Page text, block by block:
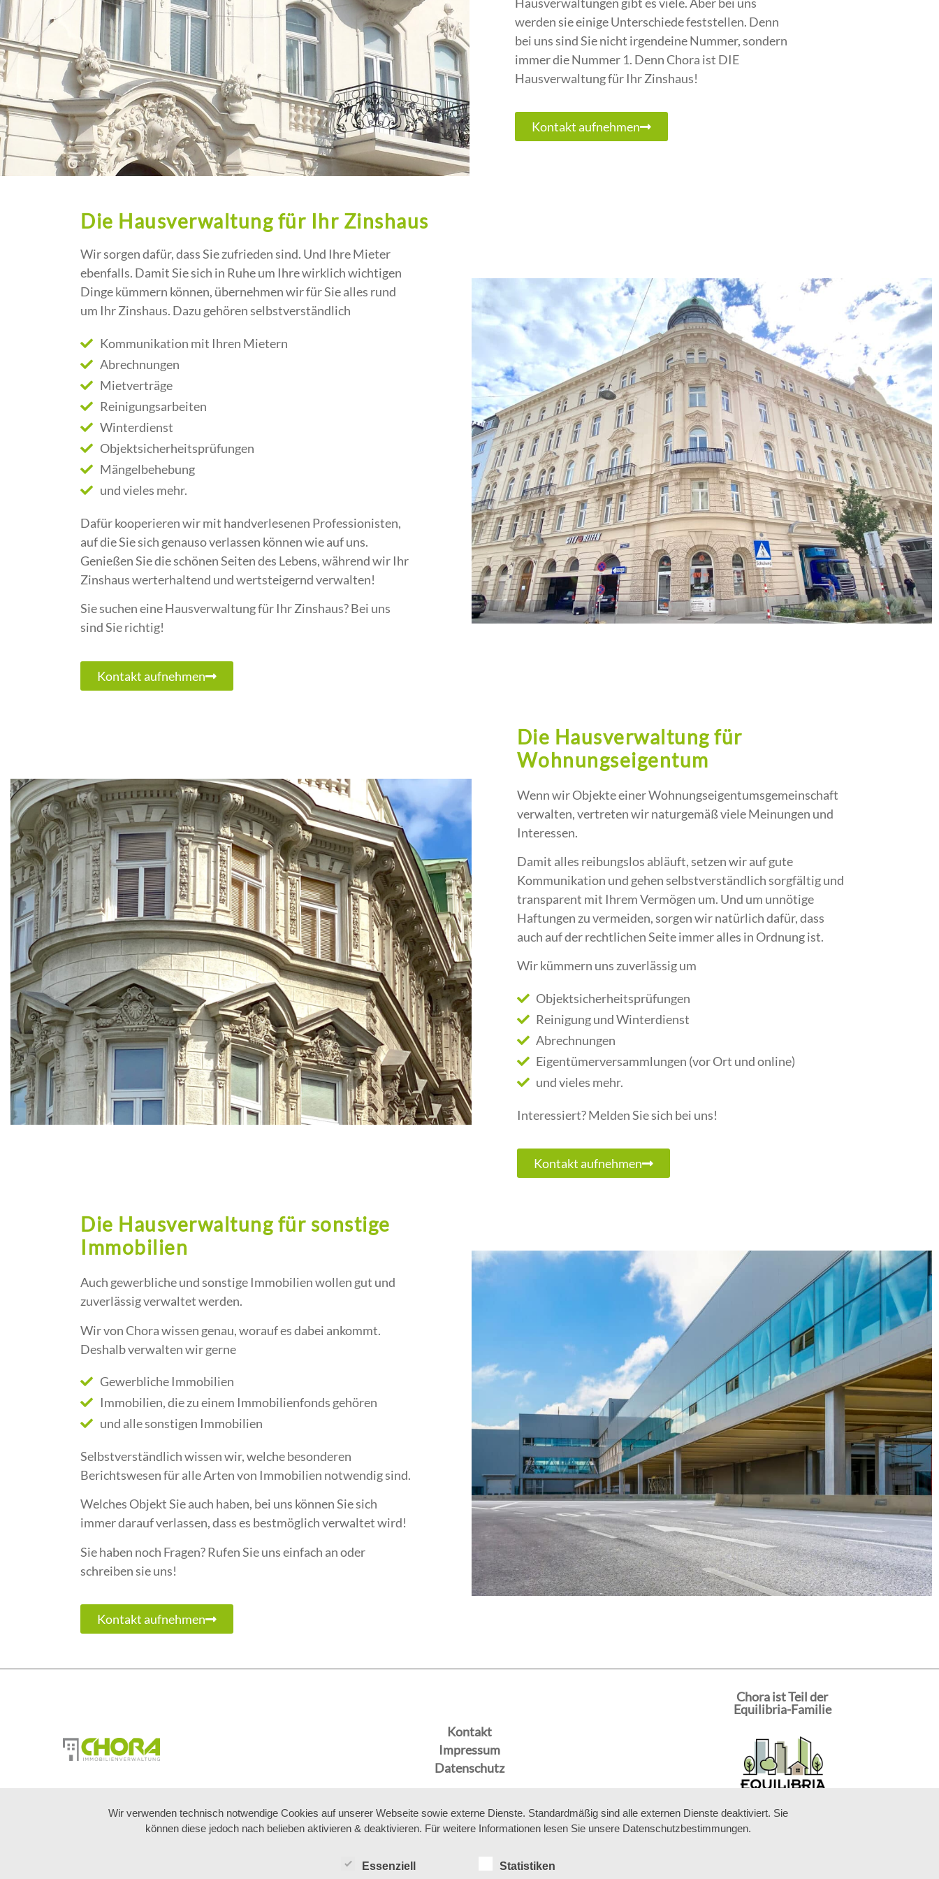
werden sie einige Unterschiede feststellen. Denn
bei uns sind Sie nicht irgendeine Nummer, sondern
immer die Nummer 1. Denn Chora ist DIE
Hausverwaltung für Ihr Zinshaus!
Kontakt aufnehmen
Die Hausverwaltung für Ihr Zinshaus
Wir sorgen dafür, dass Sie zufrieden sind. Und Ihre Mieter
ebenfalls. Damit Sie sich in Ruhe um Ihre wirklich wichtigen
Dinge kümmern können, übernehmen wir für Sie alles rund
um Ihr Zinshaus. Dazu gehören selbstverständlich
Kommunikation mit Ihren Mietern
Abrechnungen
Mietverträge
Reinigungsarbeiten
Winterdienst
Objektsicherheitsprüfungen
Mängelbehebung
und vieles mehr.
Dafür kooperieren wir mit handverlesenen Professionisten,
auf die Sie sich genauso verlassen können wie auf uns.
Genießen Sie die schönen Seiten des Lebens, während wir Ihr
Zinshaus werterhaltend und wertsteigernd verwalten!
Sie suchen eine Hausverwaltung für Ihr Zinshaus? Bei uns
sind Sie richtig!
Kontakt aufnehmen
Die Hausverwaltung für
Wohnungseigentum
Wenn wir Objekte einer Wohnungseigentumsgemeinschaft
verwalten, vertreten wir naturgemäß viele Meinungen und
Interessen.
Damit alles reibungslos abläuft, setzen wir auf gute
Kommunikation und gehen selbstverständlich sorgfältig und
transparent mit Ihrem Vermögen um. Und um unnötige
Haftungen zu vermeiden, sorgen wir natürlich dafür, dass
auch auf der rechtlichen Seite immer alles in Ordnung ist.
Wir kümmern uns zuverlässig um
Objektsicherheitsprüfungen
Reinigung und Winterdienst
Abrechnungen
Eigentümerversammlungen (vor Ort und online)
und vieles mehr.
Interessiert? Melden Sie sich bei uns!
Kontakt aufnehmen
Die Hausverwaltung für sonstige
Immobilien
Auch gewerbliche und sonstige Immobilien wollen gut und
zuverlässig verwaltet werden.
Wir von Chora wissen genau, worauf es dabei ankommt.
Deshalb verwalten wir gerne
Gewerbliche Immobilien
Immobilien, die zu einem Immobilienfonds gehören
und alle sonstigen Immobilien
Selbstverständlich wissen wir, welche besonderen
Berichtswesen für alle Arten von Immobilien notwendig sind.
Welches Objekt Sie auch haben, bei uns können Sie sich
immer darauf verlassen, dass es bestmöglich verwaltet wird!
Sie haben noch Fragen? Rufen Sie uns einfach an oder
schreiben sie uns!
Kontakt aufnehmen
Kontakt
Impressum
Datenschutz
Chora ist Teil der
Equilibria-Familie
Wir verwenden technisch notwendige Cookies auf unserer Webseite sowie externe Dienste. Standardmäßig sind alle externen Dienste deaktiviert. Sie
können diese jedoch nach belieben aktivieren & deaktivieren. Für weitere Informationen lesen Sie unsere Datenschutzbestimmungen.
Essenziell Statistiken